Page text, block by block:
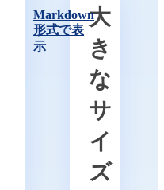
Markdown
形式で表
示
大
き
な
サ
イ
ズ